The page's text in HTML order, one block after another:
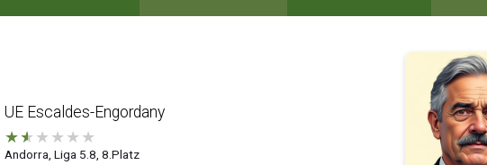
UE Escaldes-Engordany
★★ ★ ★ ★ ★
Andorra, Liga 5.8, 8.Platz